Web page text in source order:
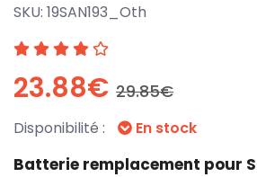
SKU: 19SAN193_Oth
23.88€ 29.85€
Disponibilité : En stock
Batterie remplacement pour